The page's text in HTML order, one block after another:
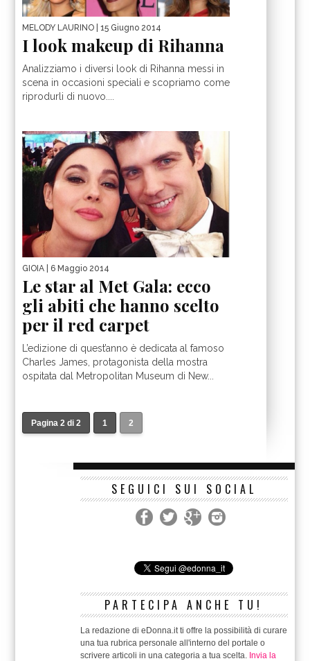
MELODY LAURINO | 15 Giugno 2014
I look makeup di Rihanna
Analizziamo i diversi look di Rihanna messi in
scena in occasioni speciali e scopriamo come
riprodurli di nuovo....
GIOIA | 6 Maggio 2014
Le star al Met Gala: ecco
gli abiti che hanno scelto
per il red carpet
L’edizione di quest’anno è dedicata al famoso
Charles James, protagonista della mostra
ospitata dal Metropolitan Museum di New...
Pagina 2 di 2 1 2
SEGUICI SUI SOCIAL
PARTECIPA ANCHE TU!
La redazione di eDonna.it ti offre la possibilità di curare
una tua rubrica personale all'interno del portale o
scrivere articoli in una categoria a tua scelta. Invia la